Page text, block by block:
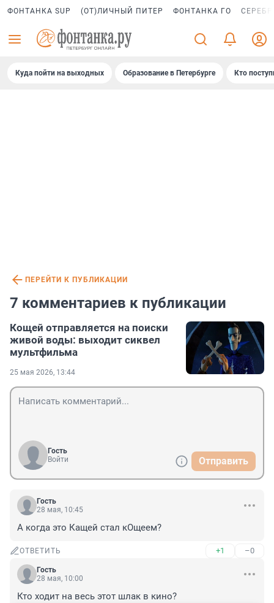
ФОНТАНКА SUP (ОТ)ЛИЧНЫЙ ПИТЕР ФОНТАНКА ГО
Куда пойти на выходных Образование в Петербурге Кто
ПЕРЕЙТИ К ПУБЛИКАЦИИ
7 комментариев к публикации
Кощей отправляется на поиски
живой воды: выходит сиквел
мультфильма
25 мая 2026, 13:44
Гость
Войти
Отправить
Гость
28 мая, 10:45
А когда это Кащей стал кОщеем?
ОТВЕТИТЬ +1 –0
Гость
28 мая, 10:00
Кто ходит на весь этот шлак в кино?